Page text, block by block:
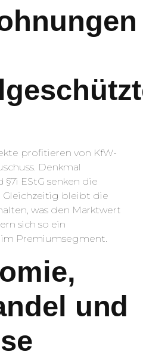
profitieren von KfW-
Denkmal
§7i EStG senken die
Gleichzeitig bleibt die
was den Marktwert
sich so ein
Premiumsegment.
und